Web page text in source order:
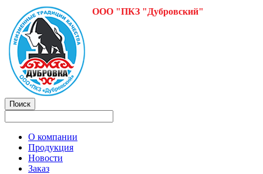
ООО "ПКЗ "Дубровский"
О компании
Продукция
Новости
Заказ